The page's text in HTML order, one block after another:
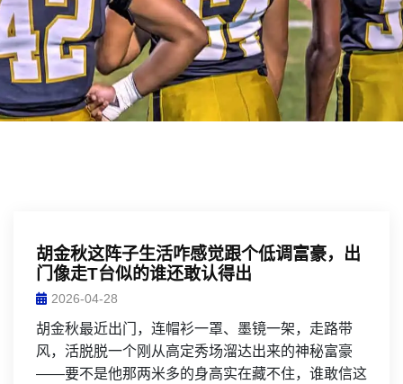
胡金秋这阵子生活咋感觉跟个低调富豪，出
门像走T台似的谁还敢认得出
2026-04-28
胡金秋最近出门，连帽衫一罩、墨镜一架，走路带
风，活脱脱一个刚从高定秀场溜达出来的神秘富豪
——要不是他那两米多的身高实在藏不住，谁敢信这